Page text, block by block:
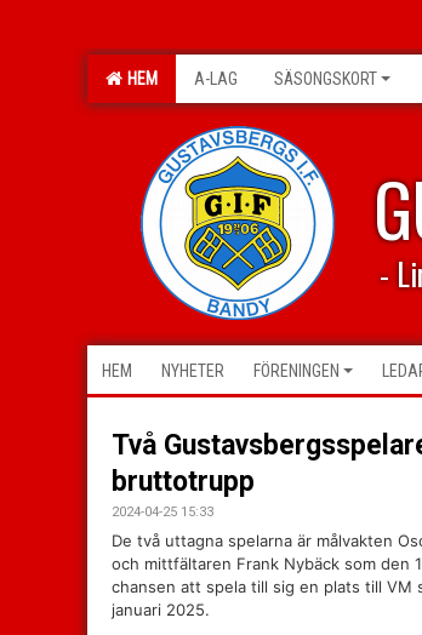
HEM A-LAG SÄSONGSKORT
-
HEM NYHETER FÖRENINGEN
Två
bruttotrupp
2024-04-25 15:33
De två uttagna spelarna är målvakten
och mittfältaren Frank Nybäck som den
chansen att spela till sig en plats till VM
januari 2025.